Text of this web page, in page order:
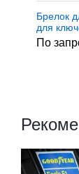
Брелок
для
По